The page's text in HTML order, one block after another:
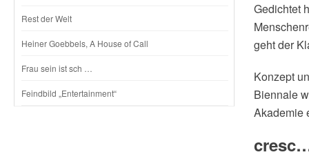
Rest der Welt
Heiner Goebbels, A House of Call
Frau sein ist sch …
Feindbild „Entertainment“
Gedichtet
geht der
Konzept
Biennale
Akademie